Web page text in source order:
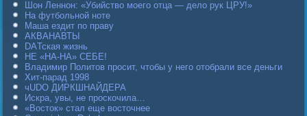
Шон Леннон: «Убийство моего отца — дело рук ЦРУ!»
На футбольной ноте
Маша ездит по праву
АКВАНАВТЫ
DAТская жизнь
НЕ «НА-НА» СЕБЕ!
Владимир Политов просит, чтобы у него отобрали все деньги
Хит-парад 1998
чUDO ДИРКШНАЙДЕРА
Искра, увы, не проскочила…
«Восток» стал еще восточнее